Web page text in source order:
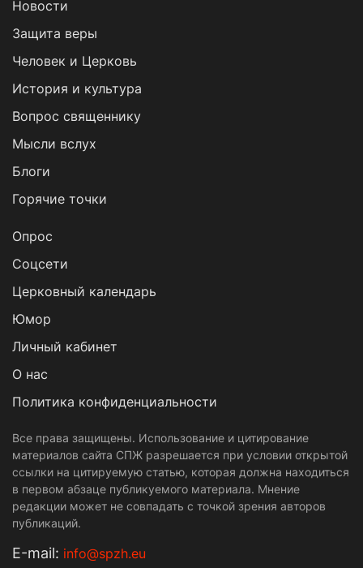
Новости
Защита веры
Человек и Церковь
История и культура
Вопрос священнику
Мысли вслух
Блоги
Горячие точки
Опрос
Cоцсети
Церковный календарь
Юмор
Личный кабинет
О нас
Политика конфиденциальности
Все права защищены. Использование и цитирование
материалов сайта СПЖ разрешается при условии открытой
ссылки на цитируемую статью, которая должна находиться
в первом абзаце публикуемого материала. Мнение
редакции может не совпадать с точкой зрения авторов
публикаций.
Е-mail: info@spzh.eu